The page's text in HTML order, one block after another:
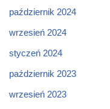
październik 2024
wrzesień 2024
styczeń 2024
październik 2023
wrzesień 2023